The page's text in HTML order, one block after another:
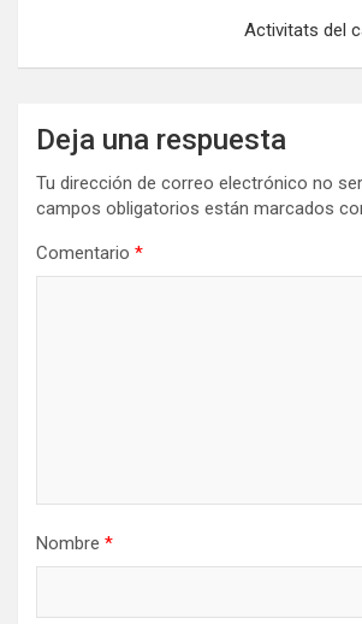
Activitats del
Deja una respuesta
Tu dirección de correo electrónico no
campos obligatorios están marcados
Comentario *
Nombre *